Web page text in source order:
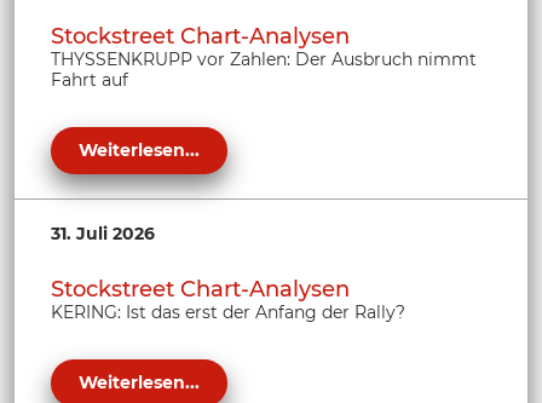
Stockstreet Chart-Analysen
THYSSENKRUPP vor Zahlen: Der Ausbruch nimmt
Fahrt auf
Weiterlesen...
31. Juli 2026
Stockstreet Chart-Analysen
KERING: Ist das erst der Anfang der Rally?
Weiterlesen...